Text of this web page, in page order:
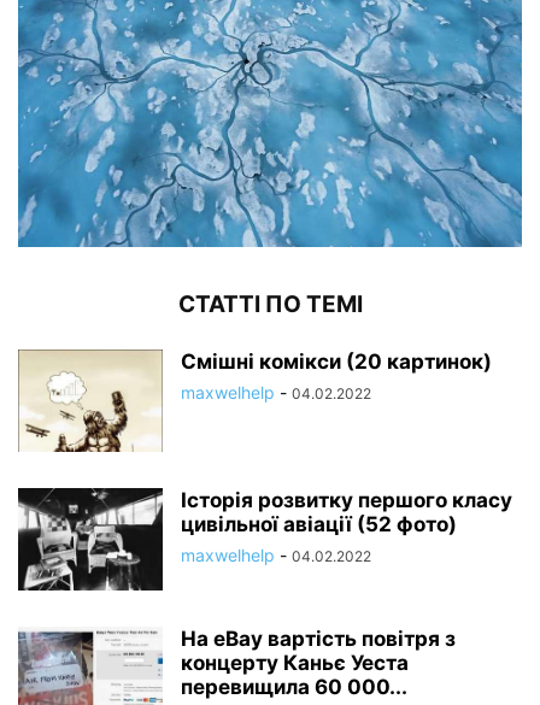
СТАТТІ ПО ТЕМІ
Смішні комікси (20 картинок)
maxwelhelp - 04.02.2022
Історія розвитку першого класу
цивільної авіації (52 фото)
maxwelhelp - 04.02.2022
На eBay вартість повітря з
концерту Каньє Уеста
перевищила 60 000...